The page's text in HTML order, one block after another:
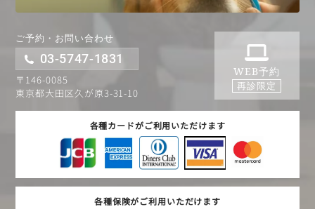
ご予約・お問い合わせ
03-5747-1831
〒146-0085
東京都大田区久が原3-31-10
WEB予約
再診限定
各種カードがご利用いただけます
各種保険がご利用いただけます